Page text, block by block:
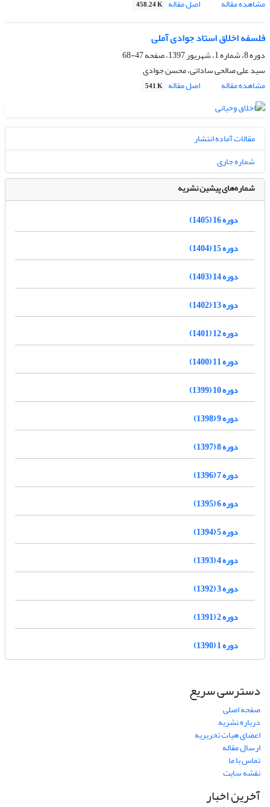
مشاهده مقاله
اصل مقاله 458.24 K
فلسفه اخلاق استاد جوادی آملی
دوره 8، شماره 1، شهریور 1397، صفحه
47-68
سید علی صالحی ساداتی، محسن جوادی
مشاهده مقاله
اصل مقاله 541 K
مقالات آماده انتشار
شماره جاری
شماره‌های پیشین نشریه
دوره 16 (1405)
دوره 15 (1404)
دوره 14 (1403)
دوره 13 (1402)
دوره 12 (1401)
دوره 11 (1400)
دوره 10 (1399)
دوره 9 (1398)
دوره 8 (1397)
دوره 7 (1396)
دوره 6 (1395)
دوره 5 (1394)
دوره 4 (1393)
دوره 3 (1392)
دوره 2 (1391)
دوره 1 (1390)
دسترسی سریع
صفحه اصلی
درباره نشریه
اعضای هیات تحریریه
ارسال مقاله
تماس با ما
نقشه سایت
آخرین اخبار